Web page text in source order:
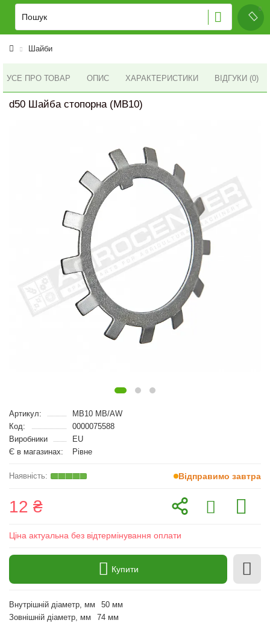
Шайби
УСЕ ПРО ТОВАР ОПИС ХАРАКТЕРИСТИКИ ВІДГУКИ (0)
d50 Шайба стопорна (MB10)
Артикул:
MB10 MB/AW
Код:
0000075588
Виробники
EU
Є в магазинах:
Рівне
Відправимо завтра
12 ₴
Ціна актуальна без відтермінування оплати
Купити
Внутрішній діаметр, мм
50 мм
Зовнішній діаметр, мм
74 мм